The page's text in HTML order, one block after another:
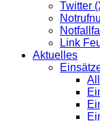
Twitter
Link
Aktuelles